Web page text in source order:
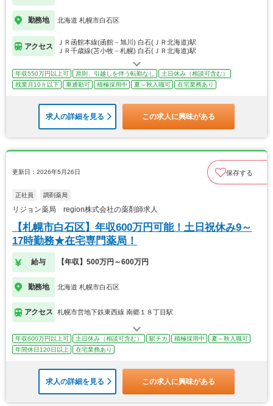
勤務地 北海道 札幌市白石区
アクセス
ＪＲ函館本線(函館－旭川) 白石(ＪＲ北海道)駅
ＪＲ千歳線(苫小牧－札幌) 白石(ＪＲ北海道)駅
年収550万円以上可 原則、引越しを伴う転勤なし
土日休み（相談可含む）
残業月10ｈ以下
車通勤可 積極採用中 夏～秋入職可 在宅業務あり
求人の詳細を見る この求人に興味がある
更新日：2026年5月26日 保存する
正社員 調剤薬局
リジョン薬局 region株式会社の薬剤師求人
【札幌市白石区】年収600万円可能！土日祝休み9～
17時勤務★在宅専門薬局！
給与 【年収】500万円～600万円
勤務地 北海道 札幌市白石区
アクセス 札幌市営地下鉄東西線 南郷１８丁目駅
年収600万円以上可 土日休み（相談可含む） 駅チカ 積極採用中
夏～秋入職可
年間休日120日以上
在宅業務あり
求人の詳細を見る この求人に興味がある